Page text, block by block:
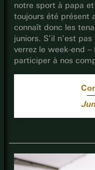
notre sport à papa
toujours été présent
connaît donc les
juniors. S’il n’est
verrez le week-end
participer à nos